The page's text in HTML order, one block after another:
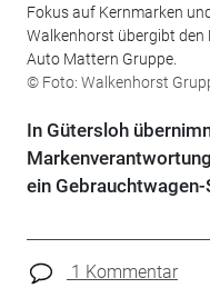
Fokus auf Kernmarken
Walkenhorst übergibt den
Auto Mattern Gruppe.
© Foto: Walkenhorst
In Gütersloh
ein
1 Kommentar